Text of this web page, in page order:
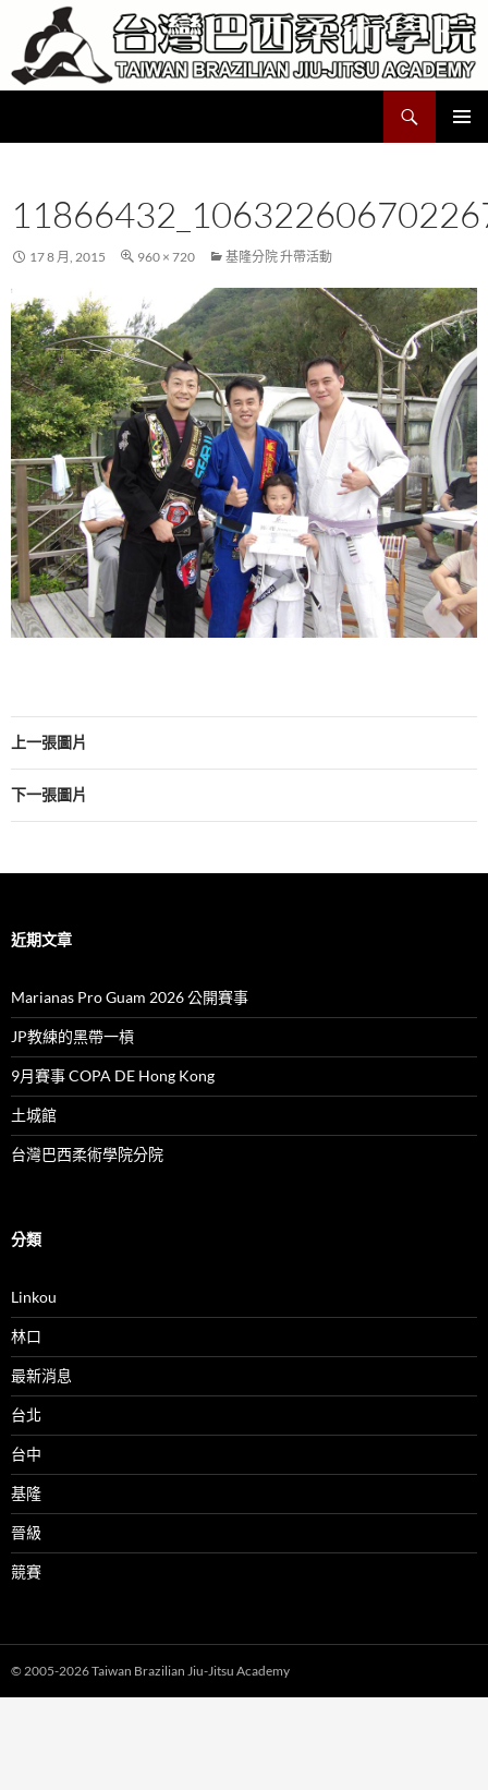
要
容
17 8 月, 2015 960 × 720 基隆分院 升帶活動
上一張圖片
下一張圖片
近期文章
Marianas Pro Guam 2026 公開賽事
JP教練的黑帶一槓
9月賽事 COPA DE Hong Kong
土城館
台灣巴西柔術學院分院
分類
Linkou
林口
最新消息
台北
台中
基隆
晉級
競賽
© 2005-2026 Taiwan Brazilian Jiu-Jitsu Academy